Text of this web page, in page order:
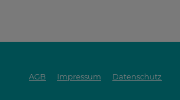
AGB Impressum Datenschutz